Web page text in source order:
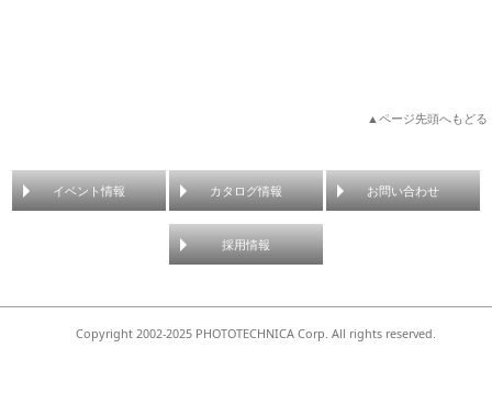
▲ページ先頭へもどる
イベント情報 カタログ情報 お問い合わせ
採用情報
Copyright 2002-2025 PHOTOTECHNICA Corp. All rights reserved.